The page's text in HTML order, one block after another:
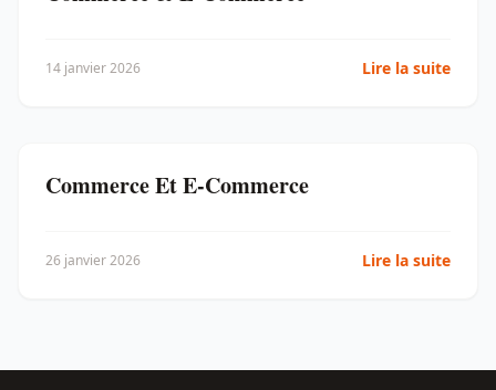
14 janvier 2026 Lire la suite
Commerce Et E-Commerce
26 janvier 2026 Lire la suite